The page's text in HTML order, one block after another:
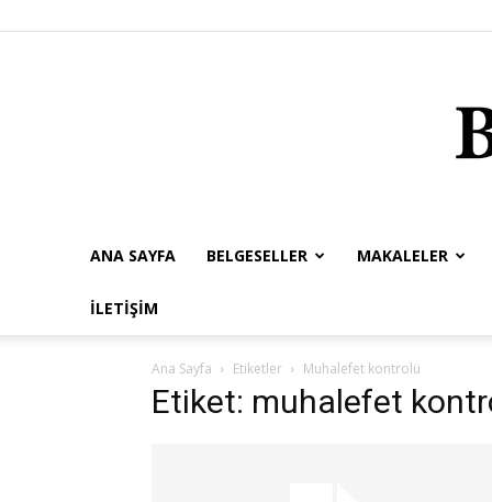
ANA SAYFA BELGESELLER MAKALELER
İLETIŞIM
Ana Sayfa Etiketler Muhalefet kontrolü
Etiket: muhalefet